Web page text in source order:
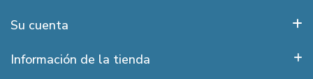
Su cuenta
Información de la tienda